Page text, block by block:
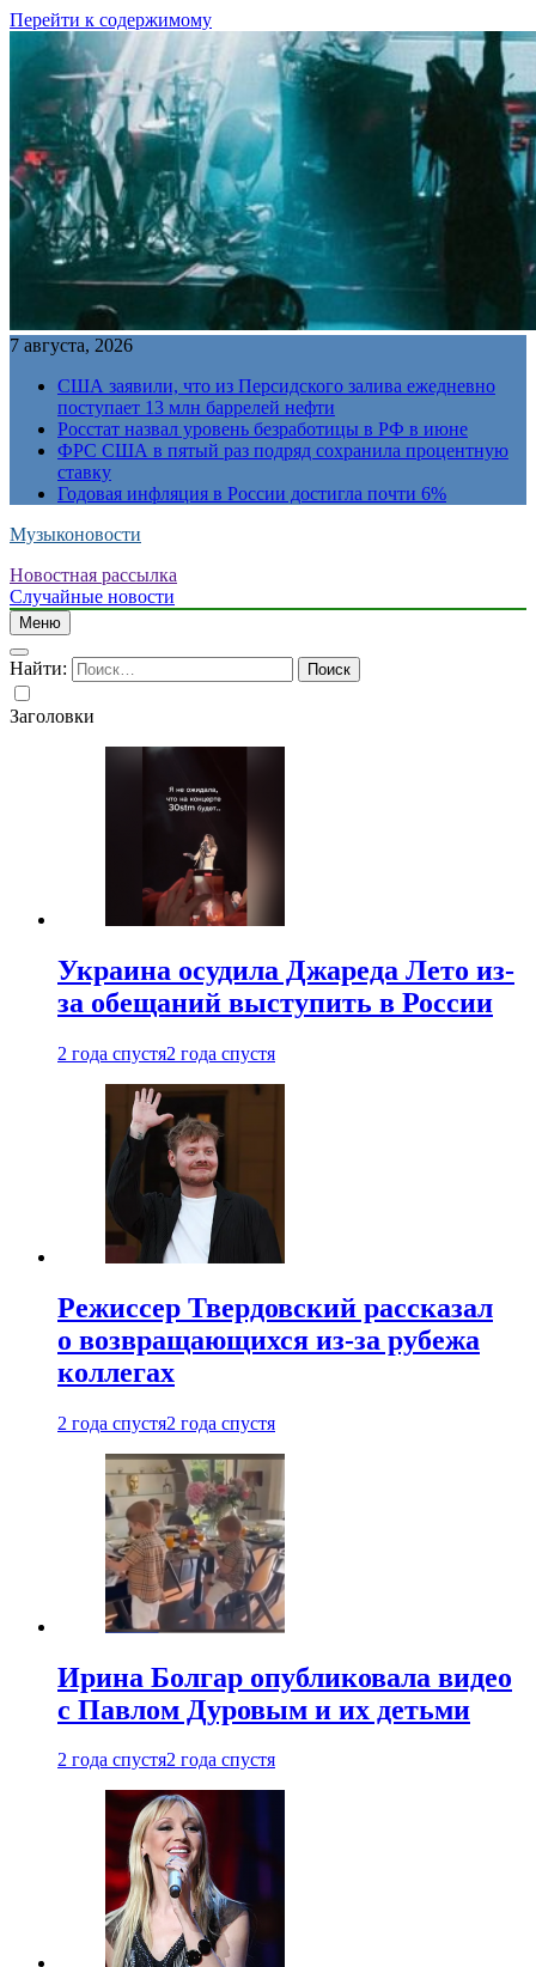
Перейти к содержимому
7 августа, 2026
США заявили, что из Персидского залива ежедневно
поступает 13 млн баррелей нефти
Росстат назвал уровень безработицы в РФ в июне
ФРС США в пятый раз подряд сохранила процентную
ставку
Годовая инфляция в России достигла почти 6%
Музыконовости
Новостная рассылка
Случайные новости
Меню
Найти:
Заголовки
Украина осудила Джареда Лето из-
за обещаний выступить в России
2 года спустя2 года спустя
Режиссер Твердовский рассказал
о возвращающихся из-за рубежа
коллегах
2 года спустя2 года спустя
Ирина Болгар опубликовала видео
с Павлом Дуровым и их детьми
2 года спустя2 года спустя